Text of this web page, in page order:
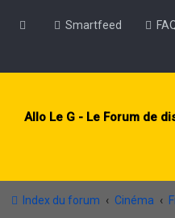
Smartfeed
Allo Le G - Le Forum de
Index du forum Cinéma